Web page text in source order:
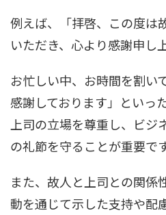
例えば、「拝啓、この度は
いただき、心より感謝申し
お忙しい中、お時間を割い
感謝しております」といっ
上司の立場を尊重し、ビジ
の礼節を守ることが重要です
また、故人と上司との関係
動を通じて示した支持や配